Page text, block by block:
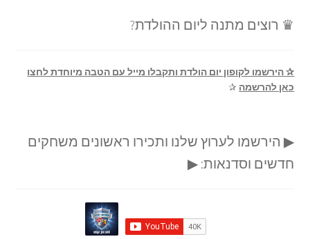
♛ רוצים מתנה ליום ההולדת?
✰ הירשמו לקופון יום הולדת ותקבלו מייל עם הטבה מיוחדת לחצו
כאן להרשמה ✰
▶ הירשמו לערוץ שלנו ותכירו ראשונים משחקים
חדשים וסדנאות: ▶